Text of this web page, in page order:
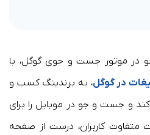
در موتور جست و جوی گوگل، با
در گوگل، به برندینگ کسب و
و جست و جو در موبایل را برای
متفاوت کاربران، درست از صفحه